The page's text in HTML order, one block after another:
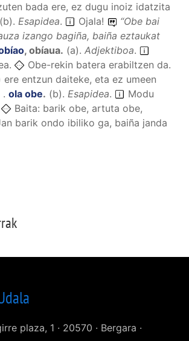
bada ere, ez dugu inoiz idatzita
(b). Esapidea. Ojala! “Obe bai
izango bagiña, baiña eztaukat
, obíaua. (a). Adjektiboa.
Obe-rekin batera erabiltzen da.
ere entzun daiteke, eta ez umeen
. ola obe. (b). Esapidea.
Modu
Baita: barik obe, artuta obe,
barik ondo ibiliko ga, baiña janda
plaza, 1 · 20570 · Bergara ·